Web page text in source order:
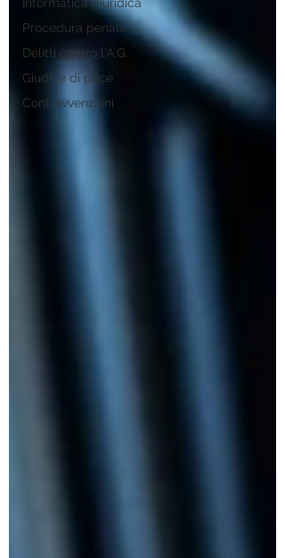
Procedura penale
Delitti contro l'A.G.
Giudice di pace
Contravvenzioni